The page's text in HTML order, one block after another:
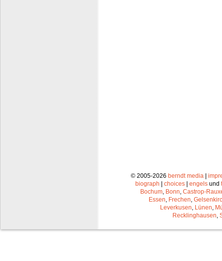
© 2005-2026 berndt media |
biograph | choices | engels und
Bochum Bonn Castrop-
Essen Frechen
Leverkusen Lünen
Recklinghausen